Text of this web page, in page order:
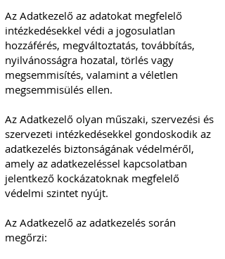
Az Adatkezelő az adatokat megfelelő
intézkedésekkel védi a jogosulatlan
hozzáférés, megváltoztatás, továbbítás,
nyilvánosságra hozatal, törlés vagy
megsemmisítés, valamint a véletlen
megsemmisülés ellen.
Az Adatkezelő olyan műszaki, szervezési és
szervezeti intézkedésekkel gondoskodik az
adatkezelés biztonságának védelméről,
amely az adatkezeléssel kapcsolatban
jelentkező kockázatoknak megfelelő
védelmi szintet nyújt.
Az Adatkezelő az adatkezelés során
megőrzi: